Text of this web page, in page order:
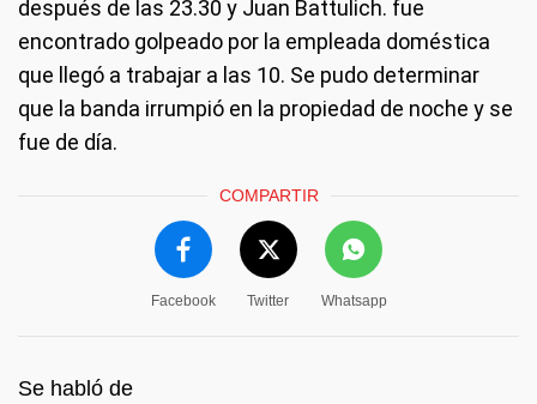
después de las 23.30 y Juan Battulich. fue
encontrado golpeado por la empleada doméstica
que llegó a trabajar a las 10. Se pudo determinar
que la banda irrumpió en la propiedad de noche y se
fue de día.
COMPARTIR
Facebook Twitter Whatsapp
Se habló de